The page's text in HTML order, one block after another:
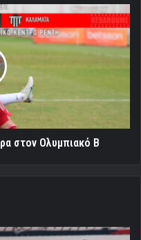
στον Ολυμπιακό Β